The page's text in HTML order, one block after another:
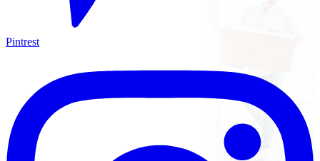
Pintrest